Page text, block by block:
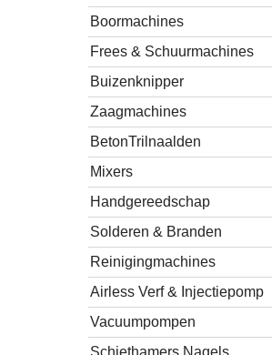
Boormachines
Frees & Schuurmachines
Buizenknipper
Zaagmachines
BetonTrilnaalden
Mixers
Handgereedschap
Solderen & Branden
Reinigingmachines
Airless Verf & Injectiepomp
Vacuumpompen
Schiethamers Nagels